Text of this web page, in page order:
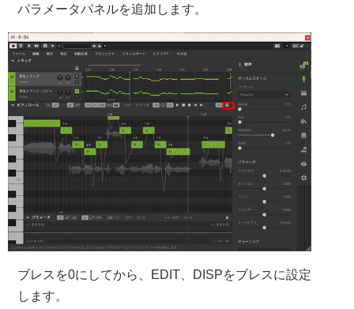
パラメータパネルを追加します。
ブレスを0にしてから、EDIT、DISPをブレスに設定
します。